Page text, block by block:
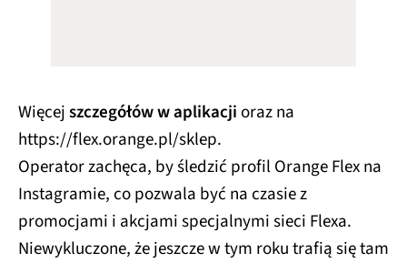
Więcejszczegółów w aplikacjioraz na
https://flex.orange.pl/sklep.
Operator zachęca, by śledzić profil Orange Flex na
Instagramie, co pozwala być na czasie z
promocjami i akcjami specjalnymi sieci Flexa.
Niewykluczone, że jeszcze w tym roku trafią się tam